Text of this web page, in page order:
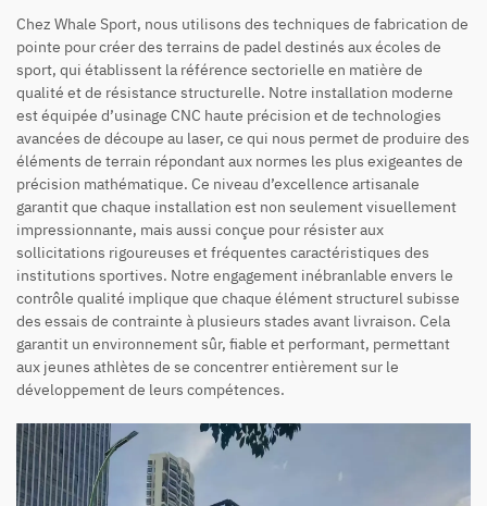
Chez Whale Sport, nous utilisons des techniques de fabrication de
pointe pour créer des terrains de padel destinés aux écoles de
sport, qui établissent la référence sectorielle en matière de
qualité et de résistance structurelle. Notre installation moderne
est équipée d’usinage CNC haute précision et de technologies
avancées de découpe au laser, ce qui nous permet de produire des
éléments de terrain répondant aux normes les plus exigeantes de
précision mathématique. Ce niveau d’excellence artisanale
garantit que chaque installation est non seulement visuellement
impressionnante, mais aussi conçue pour résister aux
sollicitations rigoureuses et fréquentes caractéristiques des
institutions sportives. Notre engagement inébranlable envers le
contrôle qualité implique que chaque élément structurel subisse
des essais de contrainte à plusieurs stades avant livraison. Cela
garantit un environnement sûr, fiable et performant, permettant
aux jeunes athlètes de se concentrer entièrement sur le
développement de leurs compétences.